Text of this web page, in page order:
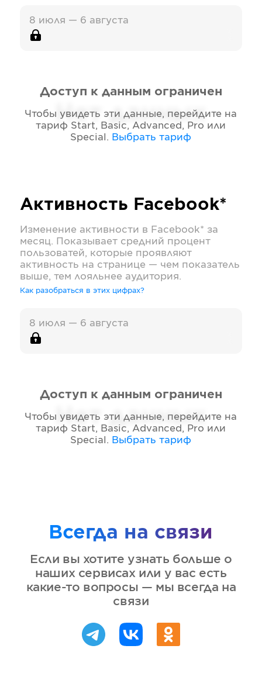
8 июля — 6 августа
Нет данных
Доступ к данным ограничен
Чтобы увидеть эти данные, перейдите на
тариф Start, Basic, Advanced, Pro или
Special . Выбрать тариф
Активность Facebook*
Изменение активности в Facebook* за
месяц. Показывает средний процент
пользоватей, которые проявляют
активность на странице — чем показатель
выше, тем лояльнее аудитория.
Как разобраться в этих цифрах?
8 июля — 6 августа
Нет данных
Доступ к данным ограничен
Чтобы увидеть эти данные, перейдите на
тариф Start, Basic, Advanced, Pro или
Special . Выбрать тариф
Всегда на связи
Если вы хотите узнать больше о
наших сервисах или у вас есть
какие-то вопросы — мы всегда на
связи